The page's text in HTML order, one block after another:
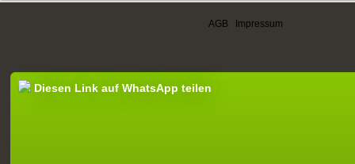
AGB Impressum
Diesen Link auf WhatsApp teilen